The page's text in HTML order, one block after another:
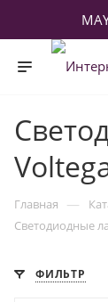
Главная —
Светодиодные
ФИЛЬТР